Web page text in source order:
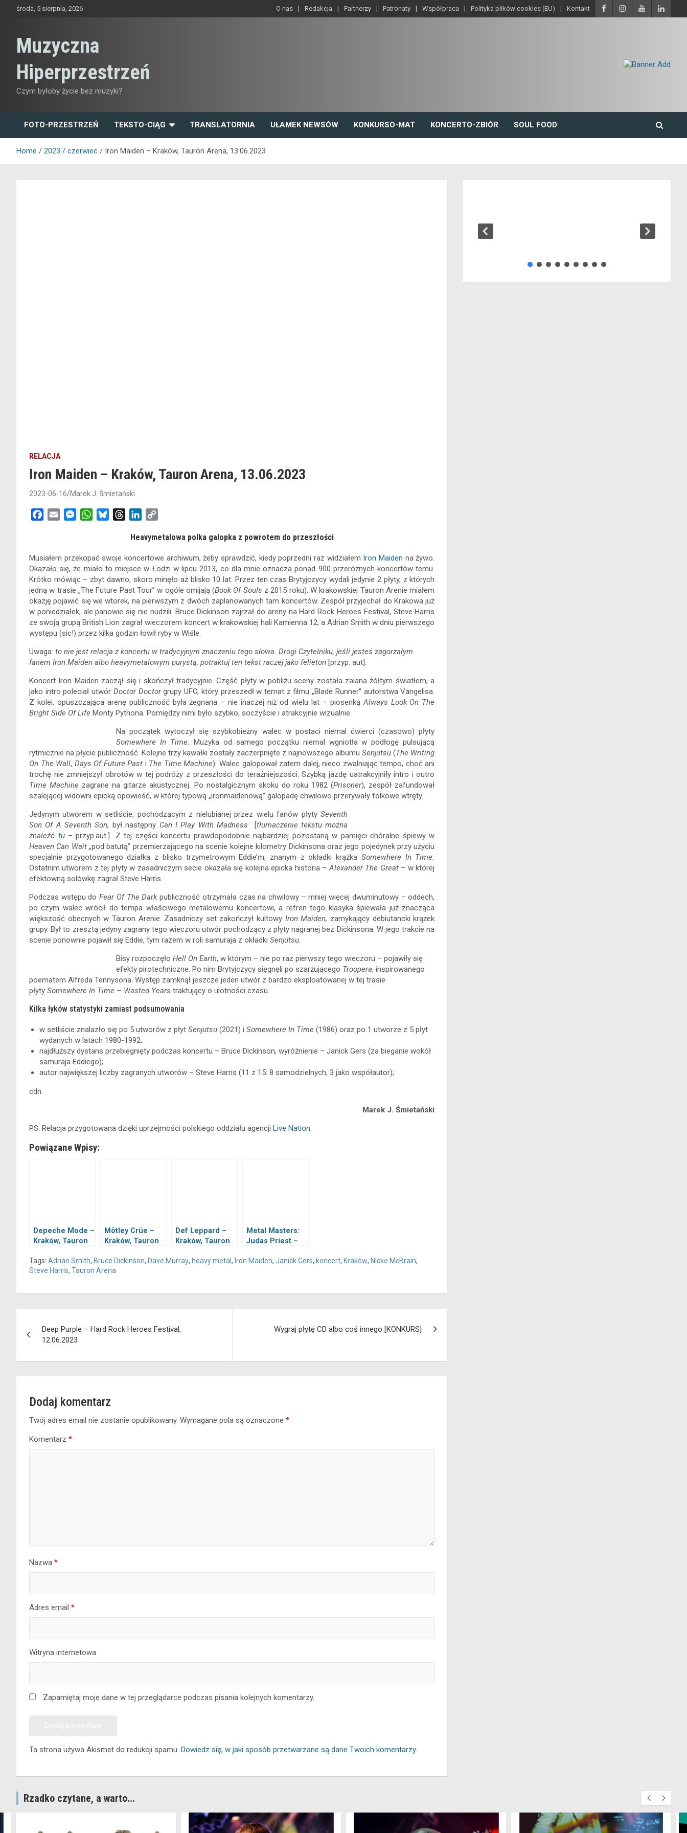
środa, 5 sierpnia, 2026 O nas Redakcja Partnerzy Patronaty Współpraca Polityka plików cookies (EU) Kontakt
Muzyczna
Hiperprzestrzeń
Czym byłoby życie bez muzyki?
FOTO-PRZESTRZEŃ TEKSTO-CIĄG TRANSLATORNIA UŁAMEK NEWSÓW KONKURSO-MAT KONCERTO-ZBIÓR SOUL FOOD
Home 2023 czerwiec Iron Maiden – Kraków, Tauron Arena, 13.06.2023
RELACJA
Iron Maiden – Kraków, Tauron Arena, 13.06.2023
2023-06-16 Marek J. Śmietański
b
o
o
k
l
M
e
n
e
r
W
s
A
p
p
s
k
y
a
d
s
n
e
d
I
n
p
L
i
n
k
Heavymetalowa polka galopka z powrotem do przeszłości
Musiałem przekopać swoje koncertowe archiwum, żeby sprawdzić, kiedy poprzedni raz widziałem Iron Maiden na żywo.
Okazało się, że miało to miejsce w Łodzi w lipcu 2013, co dla mnie oznacza ponad 900 przeróżnych koncertów temu.
Krótko mówiąc – zbyt dawno, skoro minęło aż blisko 10 lat. Przez ten czas Brytyjczycy wydali jedynie 2 płyty, z których
jedną w trasie „The Future Past Tour” w ogóle omijają (Book Of Souls z 2015 roku). W krakowskiej Tauron Arenie miałem
okazję pojawić się we wtorek, na pierwszym z dwóch zaplanowanych tam koncertów. Zespół przyjechał do Krakowa już
w poniedziałek, ale panowie się nie nudzili. Bruce Dickinson zajrzał do areny na Hard Rock Heroes Festival, Steve Harris
ze swoją grupą British Lion zagrał wieczorem koncert w krakowskiej hali Kamienna 12, a Adrian Smith w dniu pierwszego
występu (sic!) przez kilka godzin łowił ryby w Wiśle.
Uwaga: to nie jest relacja z koncertu w tradycyjnym znaczeniu tego słowa. Drogi Czytelniku, jeśli jesteś zagorzałym
fanem Iron Maiden albo heavymetalowym purystą, potraktuj ten tekst raczej jako felieton [przyp. aut].
Koncert Iron Maiden zaczął się i skończył tradycyjnie. Część płyty w pobliżu sceny została zalana żółtym światłem, a
jako intro poleciał utwór Doctor Doctorgrupy UFO, który przeszedł w temat z filmu „Blade Runner” autorstwa Vangelisa.
Z kolei, opuszczająca arenę publiczność była żegnana – nie inaczej niż od wielu lat – piosenkąAlways Look On The
Bright Side Of Life Monty Pythona. Pomiędzy nimi było szybko, soczyście i atrakcyjnie wizualnie.
Na początek wytoczył się szybkobieżny walec w postaci niemal ćwierci (czasowo) płyty
Somewhere In Time. Muzyka od samego początku niemal wgniotła w podłogę pulsującą
rytmicznie na płycie publiczność. Kolejne trzy kawałki zostały zaczerpnięte z najnowszego albumuSenjutsu(The Writing
On The Wall, Days Of Future Past i The Time Machine). Walec galopował zatem dalej, nieco zwalniając tempo, choć ani
trochę nie zmniejszył obrotów w tej podróży z przeszłości do teraźniejszości. Szybką jazdę uatrakcyjniły intro i outro
Time Machine zagrane na gitarze akustycznej. Po nostalgicznym skoku do roku 1982 (Prisoner), zespół zafundował
szalejącej widowni epicką opowieść, w której typową „ironmaidenową” galopadę chwilowo przerywały folkowe wtręty.
Jedynym utworem w setliście, pochodzącym z nielubianej przez wielu fanów płytySeventh
Son Of A Seventh Son, był następny Can I Play With Madness [tłumaczenie tekstu można
znaleźć tu– przyp.aut.]. Z tej części koncertu prawdopodobnie najbardziej pozostaną w pamięci chóralne śpiewy w
Heaven Can Wait „pod batutą” przemierzającego na scenie kolejne kilometry Dickinsona oraz jego pojedynek przy użyciu
specjalnie przygotowanego działka z blisko trzymetrowym Eddie’m, znanym z okładki krążka Somewhere In Time.
Ostatnim utworem z tej płyty w zasadniczym secie okazała się kolejna epicka historia –Alexander The Great– w której
efektowną solówkę zagrał Steve Harris.
Podczas wstępu doFear Of The Darkpubliczność otrzymała czas na chwilowy – mniej więcej dwuminutowy – oddech,
po czym walec wrócił do tempa właściwego metalowemu koncertowi, a refren tego klasyka śpiewała już znacząca
większość obecnych w Tauron Arenie. Zasadniczy set zakończył kultowy Iron Maiden, zamykający debiutancki krążek
grupy. Był to zresztą jedyny zagrany tego wieczoru utwór pochodzący z płyty nagranej bez Dickinsona. W jego trakcie na
scenie ponownie pojawił się Eddie, tym razem w roli samuraja z okładki Senjutsu.
Bisy rozpoczęło Hell On Earth, w którym – nie po raz pierwszy tego wieczoru – pojawiły się
efekty pirotechniczne. Po nim Brytyjczycy sięgnęli po szarżującego Troopera, inspirowanego
poematem Alfreda Tennysona. Występ zamknął jeszcze jeden utwór z bardzo eksploatowanej w tej trasie
płyty Somewhere In Time – Wasted Years traktujący o ulotności czasu.
Kilka łyków statystyki zamiast podsumowania
w setliście znalazło się po 5 utworów z płyt Senjutsu (2021) i Somewhere In Time (1986) oraz po 1 utworze z 5 płyt
wydanych w latach 1980-1992;
najdłuższy dystans przebiegnięty podczas koncertu – Bruce Dickinson, wyróżnienie – Janick Gers (za bieganie wokół
samuraja Eddiego);
autor największej liczby zagranych utworów – Steve Harris (11 z 15: 8 samodzielnych, 3 jako współautor);
cdn.
Marek J. Śmietański
PS. Relacja przygotowana dzięki uprzejmości polskiego oddziału agencji Live Nation.
Powiązane Wpisy:
Depeche Mode –
Kraków, Tauron
04.08.2023
Mötley Crüe –
Kraków, Tauron
31.05.2023
Def Leppard –
Kraków, Tauron
31.05.2023
Metal Masters:
Judas Priest –
Arena,
Tags: Adrian Smith, Bruce Dickinson, Dave Murray, heavy metal , Iron Maiden, Janick Gers, koncert, Kraków, Nicko McBrain,
Steve Harris, Tauron Arena
wpisu
Deep Purple – Hard Rock Heroes Festival,
12.06.2023
Wygraj płytę CD albo coś innego [KONKURS]
Dodaj komentarz
Twój adres email nie zostanie opublikowany. Wymagane pola są oznaczone *
Komentarz *
Nazwa *
Adres email *
Witryna internetowa
Zapamiętaj moje dane w tej przeglądarce podczas pisania kolejnych komentarzy.
Ta strona używa Akismet do redukcji spamu. Dowiedz się, w jaki sposób przetwarzane są dane Twoich komentarzy.
Rzadko czytane, a warto...